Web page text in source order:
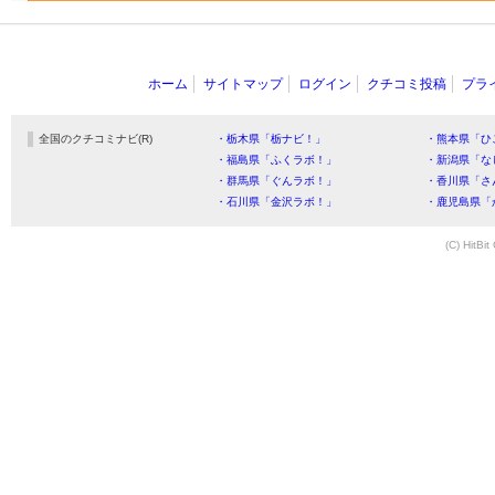
ホーム サイトマップ ログイン クチコミ投稿 プラ
全国のクチコミナビ(R) ・栃木県「栃ナビ！」
・熊本県「
・福島県「ふくラボ！」
・新潟県「
・群馬県「ぐんラボ！」
・香川県「
・石川県「金沢ラボ！」
・鹿児島県
(C) HitBit